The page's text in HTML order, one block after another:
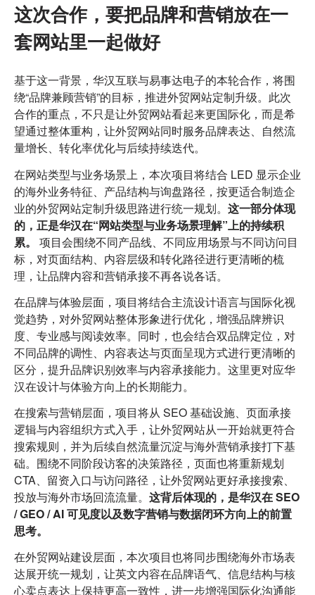
这次合作，要把品牌和营销放在一
套网站里一起做好
基于这一背景，华汉互联与易事达电子的本轮合作，将围
绕“品牌兼顾营销”的目标，推进外贸网站定制升级。此次
合作的重点，不只是让外贸网站看起来更国际化，而是希
望通过整体重构，让外贸网站同时服务品牌表达、自然流
量增长、转化率优化与后续持续迭代。
在网站类型与业务场景上，本次项目将结合 LED 显示企业
的海外业务特征、产品结构与询盘路径，按更适合制造企
业的外贸网站定制升级思路进行统一规划。 这一部分体现
的，正是华汉在“网站类型与业务场景理解”上的持续积
累。
项目会围绕不同产品线、不同应用场景与不同访问目
标，对页面结构、内容层级和转化路径进行更清晰的梳
理，让品牌内容和营销承接不再各说各话。
在品牌与体验层面，项目将结合主流设计语言与国际化视
觉趋势，对外贸网站整体形象进行优化，增强品牌辨识
度、专业感与阅读效率。同时，也会结合双品牌定位，对
不同品牌的调性、内容表达与页面呈现方式进行更清晰的
区分，提升品牌识别效率与内容承接能力。这里更对应华
汉在设计与体验方向上的长期能力。
在搜索与营销层面，项目将从 SEO 基础设施、页面承接
逻辑与内容组织方式入手，让外贸网站从一开始就更符合
搜索规则，并为后续自然流量沉淀与海外营销承接打下基
础。围绕不同阶段访客的决策路径，页面也将重新规划
CTA、留资入口与访问路径，让外贸网站更好承接搜索、
投放与海外市场回流流量。 这背后体现的，是华汉在 SEO
/ GEO / AI 可见度以及数字营销与数据闭环方向上的前置
思考。
在外贸网站建设层面，本次项目也将同步围绕海外市场表
达展开统一规划，让英文内容在品牌语气、信息结构与核
心卖点表达上保持更高一致性，进一步增强国际化沟通能